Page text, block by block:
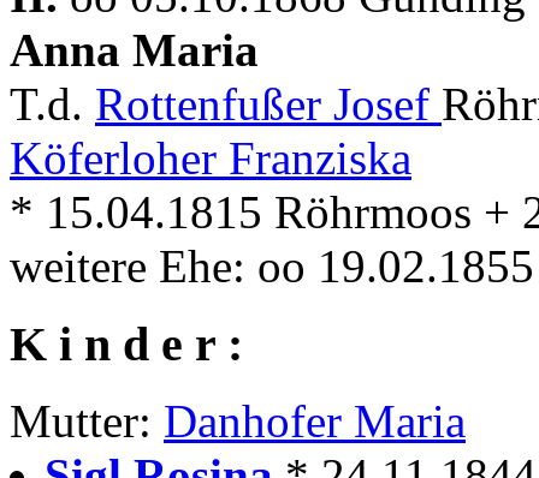
Anna Maria
T.d. Rottenfußer Josef
Köferloher Franziska
* 15.04.1815 Röhrmoos +
weitere Ehe: oo
K i n d e r :
Mutter: Danhofer Maria